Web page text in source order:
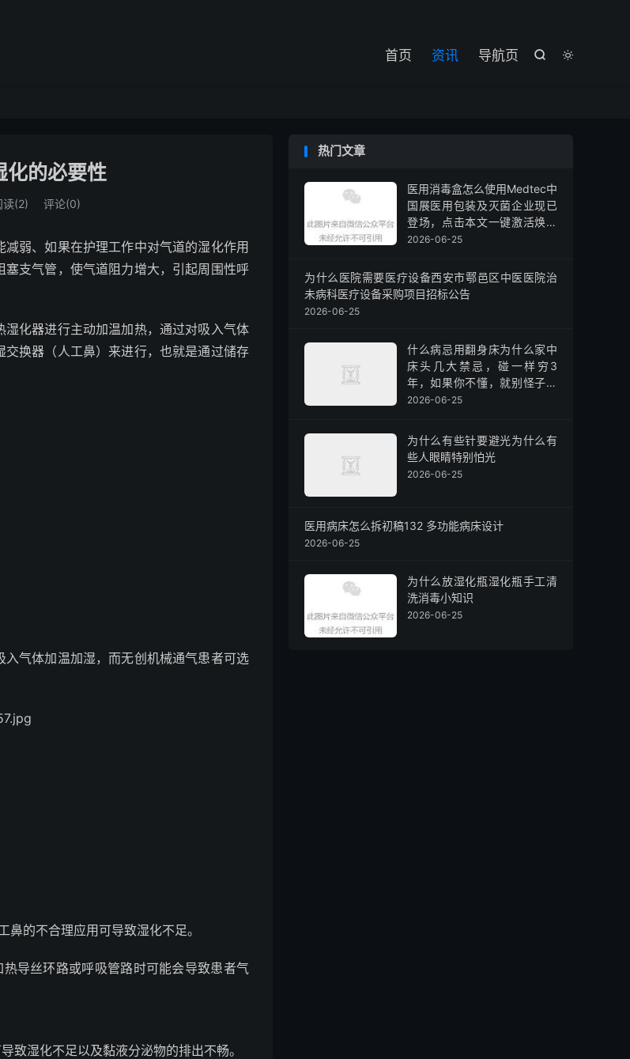


首页 资讯 导航页
化的必要性
读(2) 评论(0)
弱、如果在护理工作中对气道的湿化作用
支气管，使气道阻力增大，引起周围性呼
化器进行主动加温加热，通过对吸入气体
换器（人工鼻）来进行，也就是通过储存
气体加温加湿，而无创机械通气患者可选
的不合理应用可导致湿化不足。
导丝环路或呼吸管路时可能会导致患者气
湿化不足以及黏液分泌物的排出不畅。
热门文章
医用消毒盒怎么使用Medtec中
国展医用包装及灭菌企业现已
登场，点击本文一键激活焕新
展品（一）
2026-06-25
为什么医院需要医疗设备西安市鄠邑区中医医院治
未病科医疗设备采购项目招标公告
2026-06-25
什么病忌用翻身床为什么家中
床头几大禁忌，碰一样穷3
年，如果你不懂，就别怪子女
难翻身
2026-06-25
为什么有些针要避光为什么有
些人眼睛特别怕光
2026-06-25
医用病床怎么拆初稿132 多功能病床设计
2026-06-25
为什么放湿化瓶湿化瓶手工清
洗消毒小知识
2026-06-25